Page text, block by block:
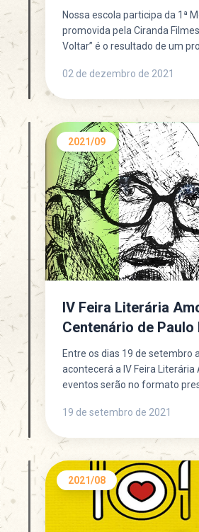
Nossa escola participa da 1ª
promovida pela Ciranda
Voltar” é o resultado de um
02 de dezembro de 2021
2021/09
IV Feira Literária
Centenário de Paulo
Entre os dias 19 de setembro
acontecerá a IV Feira Literária
eventos serão no formato
19 de setembro de 2021
2021/08